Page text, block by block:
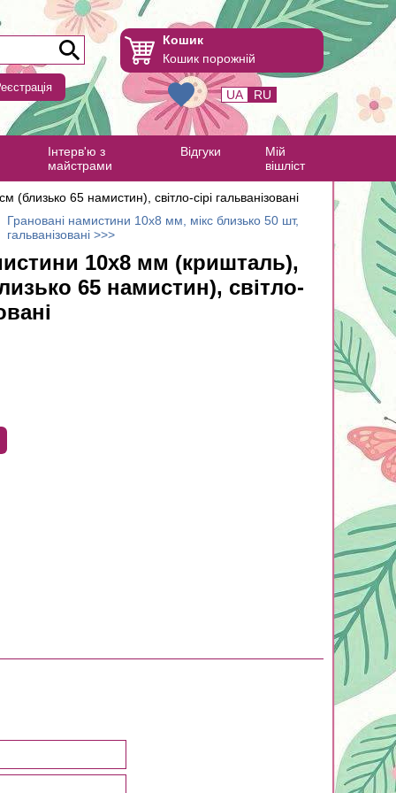
Кошик
Кошик порожній
UA RU
Інтерв'ю з
майстрами
Відгуки
Мій
вішліст
65 намистин), світло-сірі гальванізовані
Грановані намистини 10х8 мм, мікс близько 50 шт,
гальванізовані >>>
10х8 мм (кришталь),
65 намистин), світло-